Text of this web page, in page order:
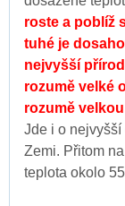
roste a poblíž
tuhé je
nejvyšší
rozumě velké
rozumě
Jde i o
Zemi. Přitom
teplota okolo